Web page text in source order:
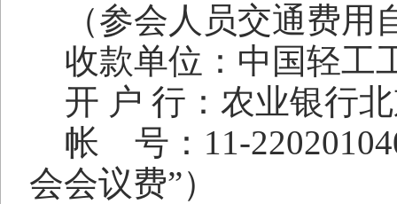
（参会人员交通费用
收款单位：中国轻工
开 户 行：农业银行
帐
号： 11-
会会议费”）